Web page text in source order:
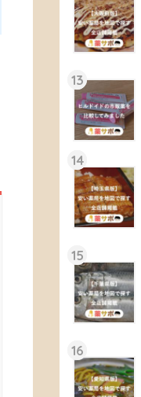
13
14
15
16